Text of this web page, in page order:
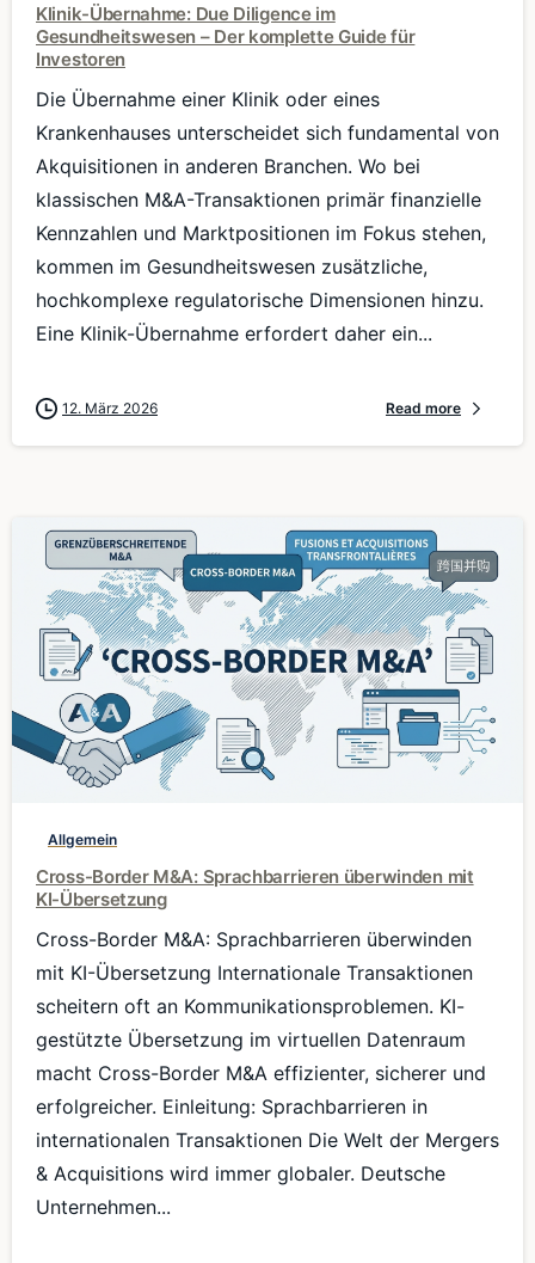
Klinik-Übernahme: Due Diligence im
Gesundheitswesen – Der komplette Guide für
Investoren
Die Übernahme einer Klinik oder eines
Krankenhauses unterscheidet sich fundamental von
Akquisitionen in anderen Branchen. Wo bei
klassischen M&A-Transaktionen primär finanzielle
Kennzahlen und Marktpositionen im Fokus stehen,
kommen im Gesundheitswesen zusätzliche,
hochkomplexe regulatorische Dimensionen hinzu.
Eine Klinik-Übernahme erfordert daher ein...
12. März 2026 Read more
0
Allgemein
Cross-Border M&A: Sprachbarrieren überwinden mit
KI-Übersetzung
Cross-Border M&A: Sprachbarrieren überwinden
mit KI-Übersetzung Internationale Transaktionen
scheitern oft an Kommunikationsproblemen. KI-
gestützte Übersetzung im virtuellen Datenraum
macht Cross-Border M&A effizienter, sicherer und
erfolgreicher. Einleitung: Sprachbarrieren in
internationalen Transaktionen Die Welt der Mergers
& Acquisitions wird immer globaler. Deutsche
Unternehmen...